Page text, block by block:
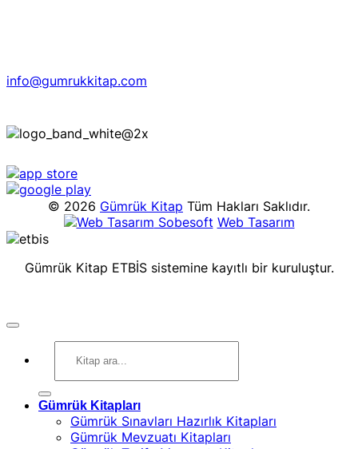
info@gumrukkitap.com
© 2026 Gümrük Kitap Tüm Hakları Saklıdır.
Sobesoft Web Tasarım
Gümrük Kitap ETBİS sistemine kayıtlı bir kuruluştur.
Gümrük Kitapları
Gümrük Sınavları Hazırlık Kitapları
Gümrük Mevzuatı Kitapları